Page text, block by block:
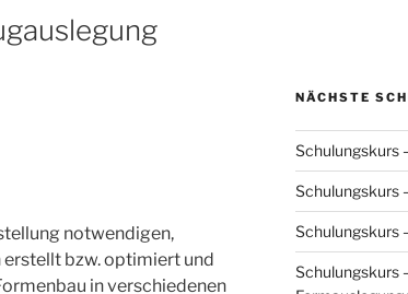
notwendigen,
bzw. optimiert und
in verschiedenen
NÄCHSTE
Schulungskurs
Schulungskurs
Schulungskurs
Schulungskurs